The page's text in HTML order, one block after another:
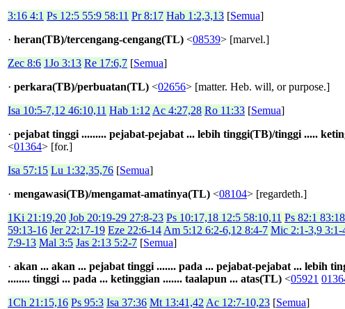
3:16 4:1 Ps 12:5 55:9 58:11 Pr 8:17 Hab 1:2,3,13 [Semua]
· heran(TB)/tercengang-cengang(TL) <08539> [marvel.]
Zec 8:6 1Jo 3:13 Re 17:6,7 [Semua]
· perkara(TB)/perbuatan(TL) <02656> [matter. Heb. will, or purpose.]
Isa 10:5-7,12 46:10,11 Hab 1:12 Ac 4:27,28 Ro 11:33 [Semua]
· pejabat tinggi ......... pejabat-pejabat ... lebih tinggi(TB)/tinggi .....
<01364> [for.]
Isa 57:15 Lu 1:32,35,76 [Semua]
· mengawasi(TB)/mengamat-amatinya(TL) <08104> [regardeth.]
1Ki 21:19,20 Job 20:19-29 27:8-23 Ps 10:17,18 12:5 58:10,11 Ps 82:1
59:13-16 Jer 22:17-19 Eze 22:6-14 Am 5:12 6:2-6,12 8:4-7 Mic 2:1-3,9 3:1-
7:9-13 Mal 3:5 Jas 2:13 5:2-7 [Semua]
· akan ... akan ... pejabat tinggi ....... pada ... pejabat-pejabat ... lebih
........ tinggi ... pada ... ketinggian ....... taalapun ... atas(TL) <05921
1Ch 21:15,16 Ps 95:3 Isa 37:36 Mt 13:41,42 Ac 12:7-10,23 [Semua]